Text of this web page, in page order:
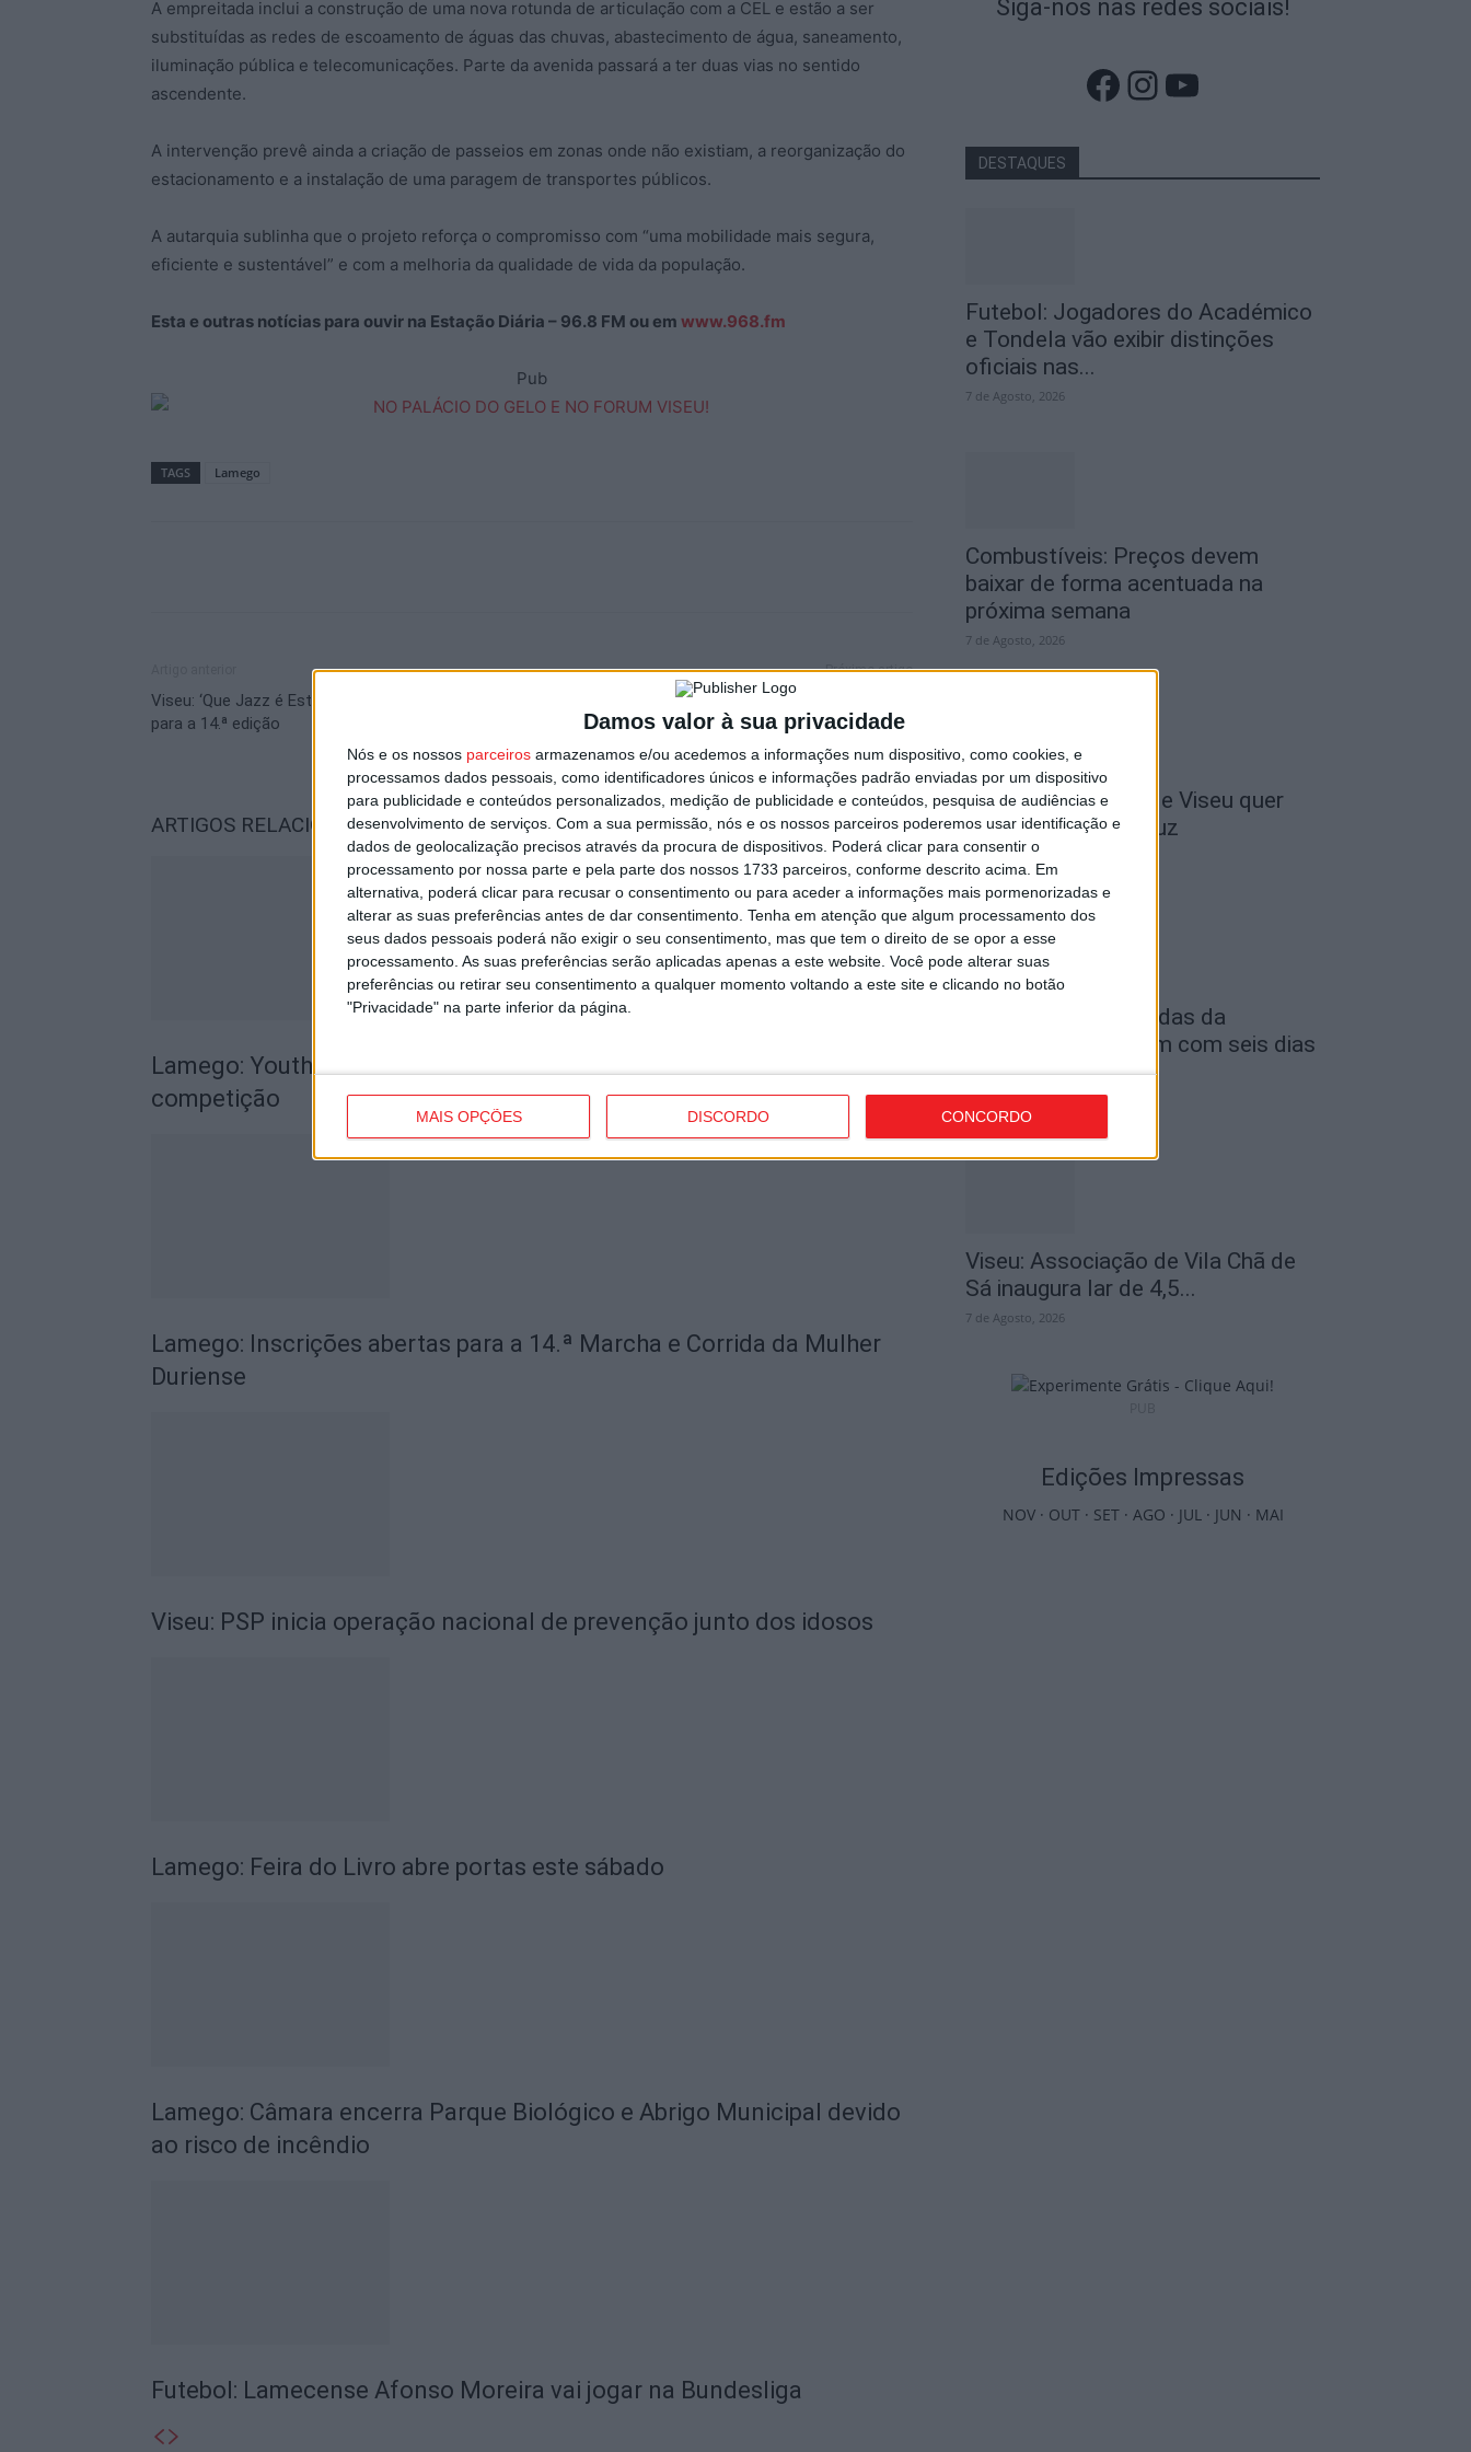
Damos valor à sua privacidade
Nós e os nossos parceiros armazenamos e/ou acedemos a informações num dispositivo, como cookies, e
processamos dados pessoais, como identificadores únicos e informações padrão enviadas por um dispositivo
para publicidade e conteúdos personalizados, medição de publicidade e conteúdos, pesquisa de audiências e
desenvolvimento de serviços. Com a sua permissão, nós e os nossos parceiros poderemos usar identificação e
dados de geolocalização precisos através da procura de dispositivos. Poderá clicar para consentir o
processamento por nossa parte e pela parte dos nossos 1733 parceiros, conforme descrito acima. Em
alternativa, poderá clicar para recusar o consentimento ou para aceder a informações mais pormenorizadas e
alterar as suas preferências antes de dar consentimento. Tenha em atenção que algum processamento dos
seus dados pessoais poderá não exigir o seu consentimento, mas que tem o direito de se opor a esse
processamento. As suas preferências serão aplicadas apenas a este website. Você pode alterar suas
preferências ou retirar seu consentimento a qualquer momento voltando a este site e clicando no botão
"Privacidade" na parte inferior da página.
MAIS OPÇÕES DISCORDO CONCORDO
A empreitada inclui a construção de uma nova rotunda de articulação com a CEL e estão a ser
substituídas as redes de escoamento de águas das chuvas, abastecimento de água, saneamento,
iluminação pública e telecomunicações. Parte da avenida passará a ter duas vias no sentido
ascendente.
A intervenção prevê ainda a criação de passeios em zonas onde não existiam, a reorganização do
estacionamento e a instalação de uma paragem de transportes públicos.
A autarquia sublinha que o projeto reforça o compromisso com “uma mobilidade mais segura,
eficiente e sustentável” e com a melhoria da qualidade de vida da população.
Esta e outras notícias para ouvir na Estação Diária – 96.8 FM ou em www.968.fm
Pub
TAGS Lamego
Viseu: ‘Que Jazz é Este?!’ regressa em julho
para a 14.ª edição
Próximo artigo
Viseu: ESTGV renova certificação internacional
de sustentabilidade Biosphere
ARTIGOS RELACIONADOSMais do autor
Lamego: Youth Cup junta futsal, andebol e voleibol em três dias de
competição
Lamego: Inscrições abertas para a 14.ª Marcha e Corrida da Mulher
Duriense
Viseu: PSP inicia operação nacional de prevenção junto dos idosos
Lamego: Feira do Livro abre portas este sábado
Lamego: Câmara encerra Parque Biológico e Abrigo Municipal devido
ao risco de incêndio
Futebol: Lamecense Afonso Moreira vai jogar na Bundesliga
Siga-nos nas redes sociais!
Facebook
Instagram
YouTube
DESTAQUES
Futebol: Jogadores do Académico
e Tondela vão exibir distinções
oficiais nas...
7 de Agosto, 2026
Combustíveis: Preços devem
baixar de forma acentuada na
próxima semana
7 de Agosto, 2026
I Liga: Académico de Viseu quer
travar Benfica na Luz
7 de Agosto, 2026
Castro Daire: Jornadas da
Juventude arrancam com seis dias
de atividades...
Viseu: Associação de Vila Chã de
Sá inaugura lar de 4,5...
7 de Agosto, 2026
Edições Impressas
NOV· OUT· SET· AGO · JUL· JUN · MAI